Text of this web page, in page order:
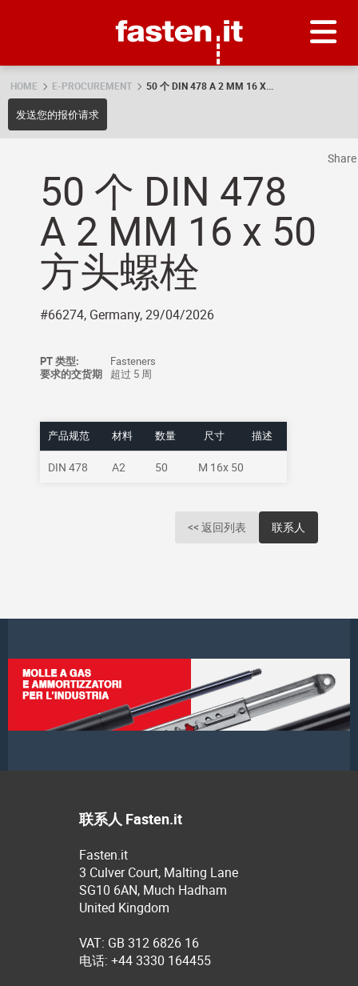
HOME E-PROCUREMENT 50 个 DIN 478 A 2 MM 16 X...
发送您的报价请求
50 个 DIN 478
A 2 MM 16 x 50
方头螺栓
#66274, Germany, 29/04/2026
PT 类型:
Fasteners
要求的交货期
超过 5 周
产品规范 材料 数量 尺寸 描述
DIN 478 A2 50 M 16x 50
<< 返回列表 联系人
Share
联系人 Fasten.it
Fasten.it
3 Culver Court, Malting Lane
SG10 6AN, Much Hadham
United Kingdom
VAT: GB 312 6826 16
电话: +44 3330 164455